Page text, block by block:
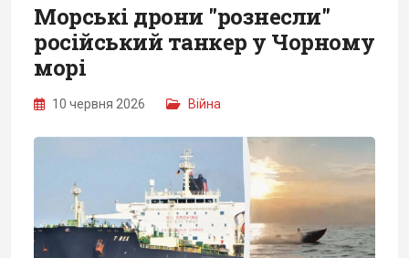
Морські дрони "рознесли"
російський танкер у Чорному
морі
10 червня 2026 Війна